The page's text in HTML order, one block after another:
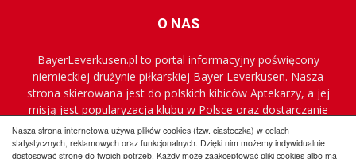
Nasza strona internetowa używa plików cookies (tzw. ciasteczka) w celach
statystycznych, reklamowych oraz funkcjonalnych. Dzięki nim możemy indywidualnie
dostosować stronę do twoich potrzeb. Każdy może zaakceptować pliki cookies albo ma
O NAS
BayerLeverkusen.pl to portal informacyjny poświęcony
niemieckiej drużynie piłkarskiej Bayer Leverkusen. Nasza
strona skierowana jest do polskich kibiców Aptekarzy, a jej
misją jest popularyzacja klubu w Polsce oraz dostarczanie
najnowszych informacji.